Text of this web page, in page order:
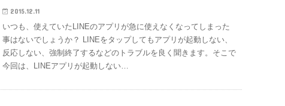
2015.12.11
いつも、使えていたLINEのアプリが急に使えなくなってしまった
事はないでしょうか？ LINEをタップしてもアプリが起動しない、
反応しない、強制終了するなどのトラブルを良く聞きます。そこで
今回は、LINEアプリが起動しない…